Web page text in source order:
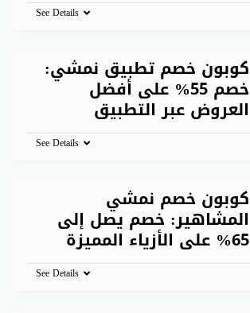
See Details
كوبون خصم تطبيق نمشي:
خصم 55% على أفضل
العروض عبر التطبيق
See Details
كوبون خصم نمشي
المشاهير: خصم يصل إلى
65% على الأزياء المميزة
See Details